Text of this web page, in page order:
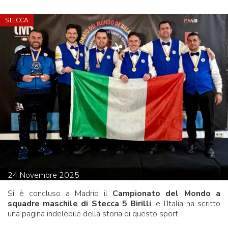
STECCA
24 Novembre 2025
Si è concluso a Madrid il Campionato del Mondo a
squadre maschile di Stecca 5 Birilli, e l’Italia ha scritto
una pagina indelebile della storia di questo sport.